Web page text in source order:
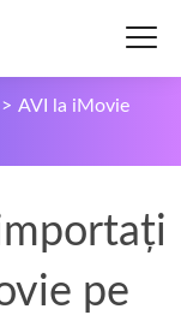
> AVI la iMovie
pe